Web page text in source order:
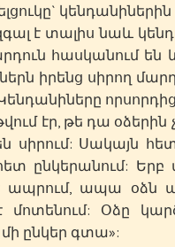
է տալիս նաև
հասկանում են
իրենց սիրող
էր, թե դա
սիրում: Սակայն
ընկերանում:
ապա օձն
մոտենում: Օձը
ընկեր գտա»: